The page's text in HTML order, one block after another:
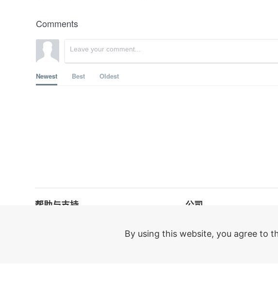
Comments
Newest Best Oldest
帮助与支持 公司
对于组织
By using this website, you agree to